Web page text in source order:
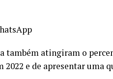
também atingiram o
2022 e de apresentar uma